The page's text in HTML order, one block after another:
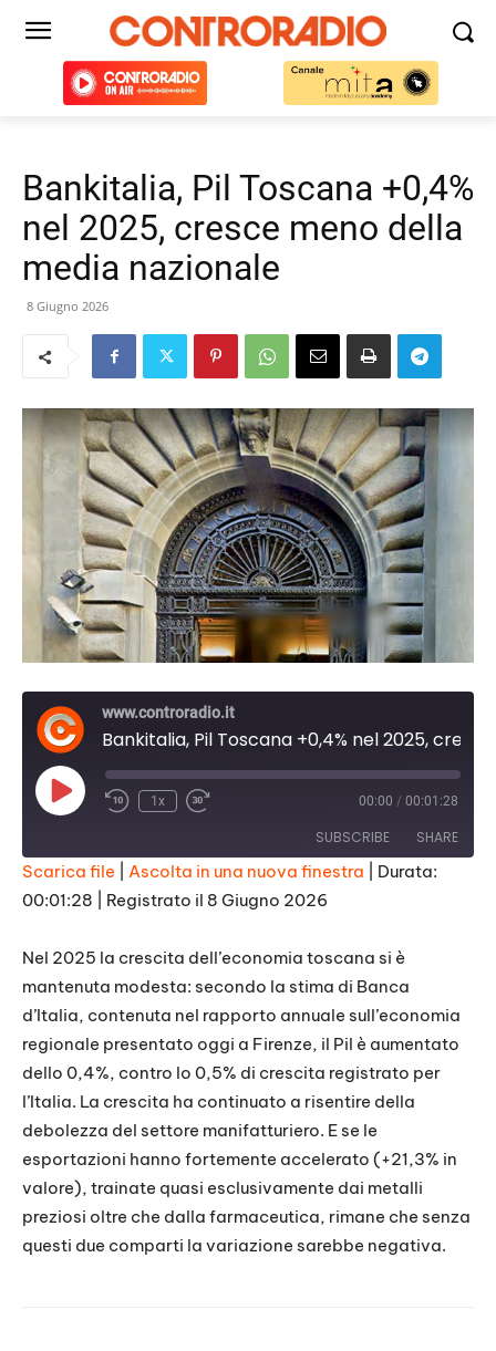
Bankitalia, Pil Toscana +0,4%
nel 2025, cresce meno della
media nazionale
8 Giugno 2026
www.controradio.it
Play
Episode
1x 00:00 / 00:01:28
SUBSCRIBE SHARE
SHARE
LINK
EMBED
Scarica file Ascolta in una nuova finestra
Durata:
00:01:28
Registrato il 8 Giugno 2026
Nel 2025 la crescita dell’economia toscana si è
mantenuta modesta: secondo la stima di Banca
d’Italia, contenuta nel rapporto annuale sull’economia
regionale presentato oggi a Firenze, il Pil è aumentato
dello 0,4%, contro lo 0,5% di crescita registrato per
l’Italia. La crescita ha continuato a risentire della
debolezza del settore manifatturiero. E se le
esportazioni hanno fortemente accelerato (+21,3% in
valore), trainate quasi esclusivamente dai metalli
preziosi oltre che dalla farmaceutica, rimane che senza
questi due comparti la variazione sarebbe negativa.